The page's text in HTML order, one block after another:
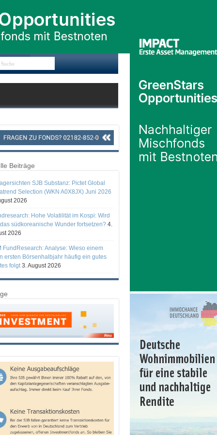
Beiträge
SJB Substanz: Pictet Global
Selection (WKN A0X8JX) Juni 2026
2026
Hohe Volatilität im Kospi: Wird
südkoreanische Wunder fortsetzen? 4.
2026
FundResearch: Analyse: Wieso einem
ersten Börsenhalbjahr häufig ein gutes
folgt 3. August 2026